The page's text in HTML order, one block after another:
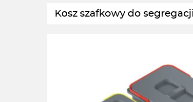
Kosz szafkowy do